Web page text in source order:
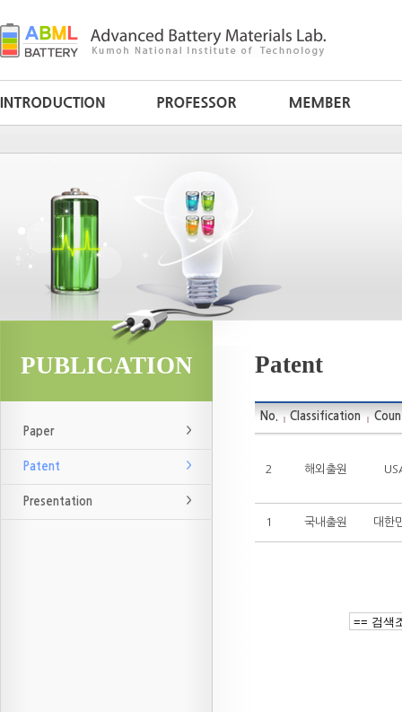
PUBLICATION
Paper
Patent
Presentation
Patent
No. Classification
2 해외출원
1 국내출원 대한